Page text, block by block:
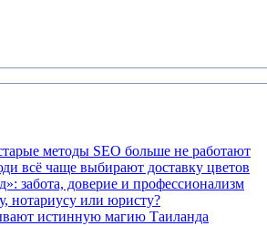
методы SEO больше не работают
всё чаще выбирают доставку цветов
забота, доверие и профессионализм
нотариусу или юристу?
истинную магию Таиланда